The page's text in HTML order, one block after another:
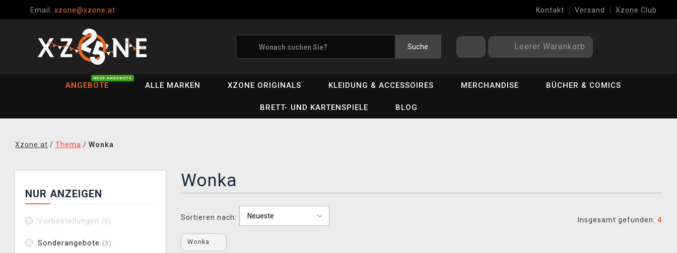
Email: xzone@xzone.at Kontakt Versand Xzone Club
Suche Leerer Warenkorb
ANGEBOTE
NEUE ANGEBOTE
ALLE MARKEN XZONE ORIGINALS KLEIDUNG & ACCESSOIRES MERCHANDISE BÜCHER & COMICS
BRETT- UND KARTENSPIELE BLOG
Xzone.at / Thema / Wonka
NUR ANZEIGEN
Vorbestellungen (0)
Sonderangebote (3)
Wonka
Sortieren nach: Insgesamt gefunden: 4
Wonka